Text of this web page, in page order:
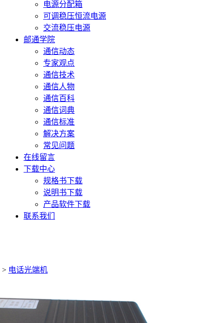
电源分配箱
可调稳压恒流电源
交流稳压电源
邮通学院
通信动态
专家观点
通信技术
通信人物
通信百科
通信词典
通信标准
解决方案
常见问题
在线留言
下载中心
规格书下载
说明书下载
产品软件下载
联系我们
> 电话光端机